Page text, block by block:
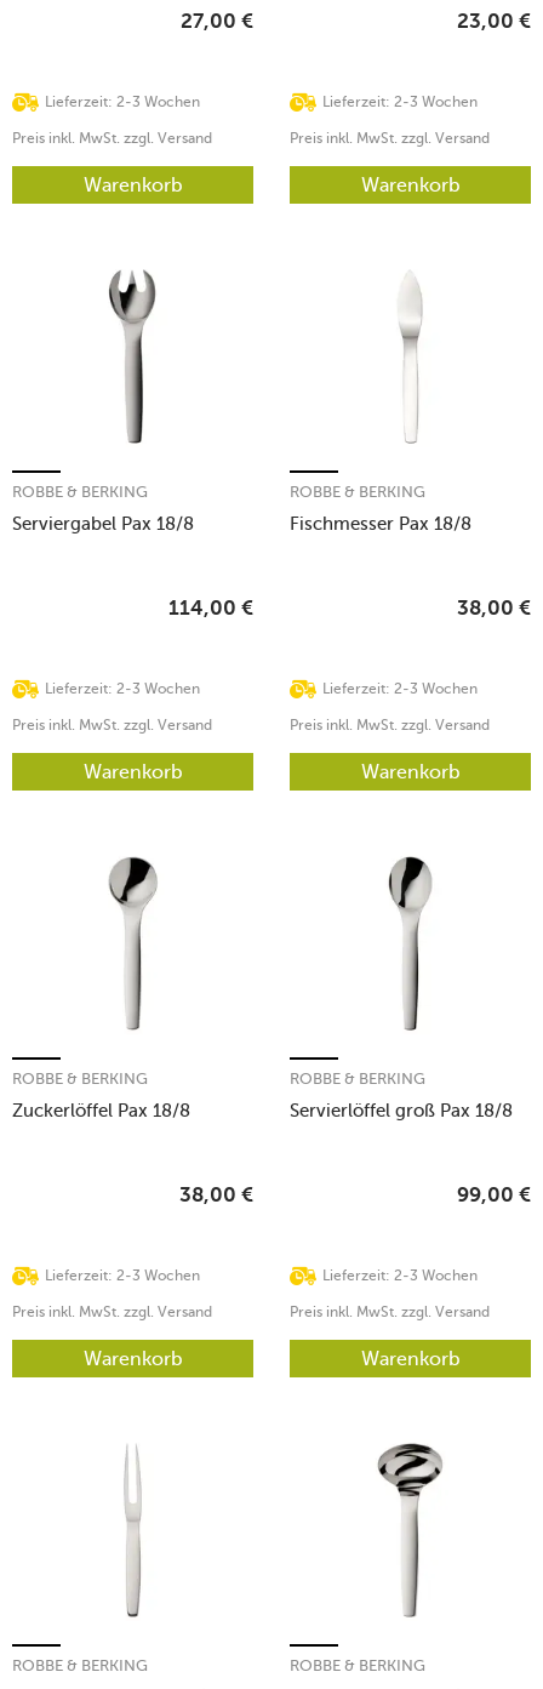
Lieferzeit: 2-3 Wochen
27,00 €
Preis inkl. MwSt. zzgl. Versand
Warenkorb
Lieferzeit: 2-3 Wochen
23,00 €
Preis inkl. MwSt. zzgl. Versand
Warenkorb
Serviergabel Pax 18/8
ROBBE & BERKING
Lieferzeit: 2-3 Wochen
114,00 €
Preis inkl. MwSt. zzgl. Versand
Warenkorb
Fischmesser Pax 18/8
ROBBE & BERKING
Lieferzeit: 2-3 Wochen
38,00 €
Preis inkl. MwSt. zzgl. Versand
Warenkorb
Zuckerlöffel Pax 18/8
ROBBE & BERKING
Lieferzeit: 2-3 Wochen
38,00 €
Preis inkl. MwSt. zzgl. Versand
Warenkorb
Servierlöffel groß Pax 18/8
ROBBE & BERKING
Lieferzeit: 2-3 Wochen
99,00 €
Preis inkl. MwSt. zzgl. Versand
Warenkorb
ROBBE & BERKING ROBBE & BERKING